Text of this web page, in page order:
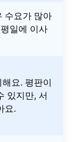
수요가 많아
일에 이사
요. 평판이
있지만, 서
요.